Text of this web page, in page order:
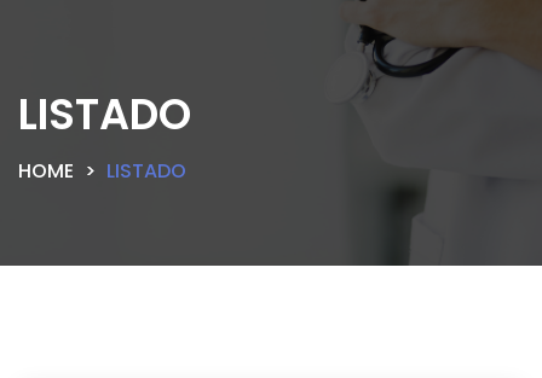
LISTADO
HOME LISTADO